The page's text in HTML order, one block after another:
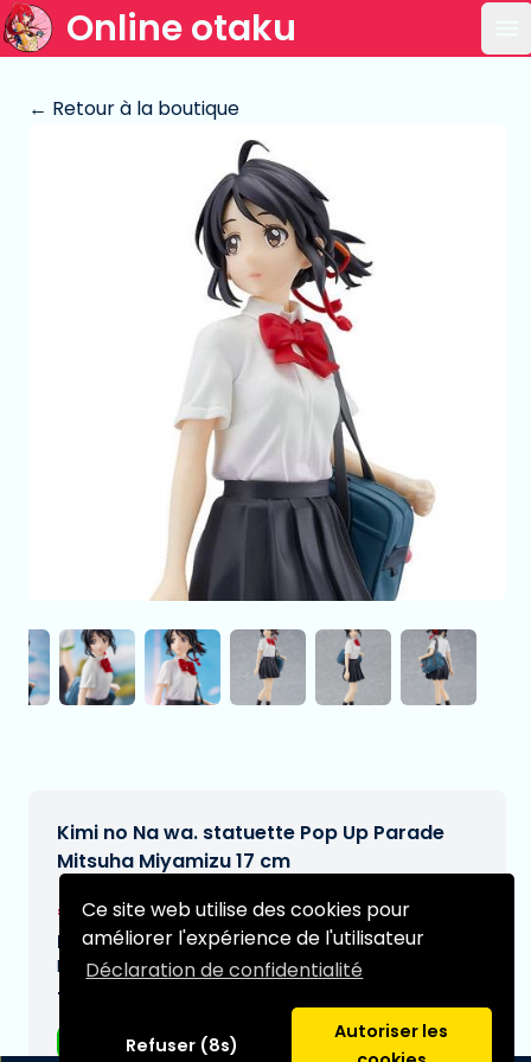
Ce site web utilise des cookies pour
améliorer l'expérience de l'utilisateur
Déclaration de confidentialité
Refuser (8s)
Autoriser les
Online otaku
← Retour à la boutique
Kimi no Na wa. statuette Pop Up Parade
Mitsuha Miyamizu 17 cm
€42,95 [Sous réserve de modifications]
Date de livraison prévue:
N/A
Type:
Figurines d'anime